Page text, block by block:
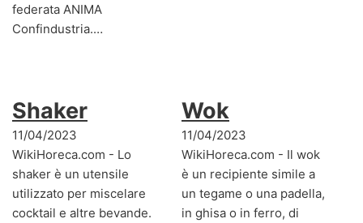
federata ANIMA
Confindustria.…
Shaker
11/04/2023
WikiHoreca.com - Lo
shaker è un utensile
utilizzato per miscelare
cocktail e altre bevande.
Wok
11/04/2023
WikiHoreca.com - Il wok
è un recipiente simile a
un tegame o una padella,
in ghisa o in ferro, di